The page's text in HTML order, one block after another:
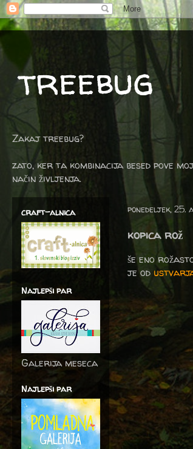
treebug
Zakaj treebug?
zato, ker ta kombinacija besed
način življenja.
ponedeljek, 25.
kopica rož
še eno
je od
craft-alnica
Najlepši par
Galerija meseca
Najlepši par